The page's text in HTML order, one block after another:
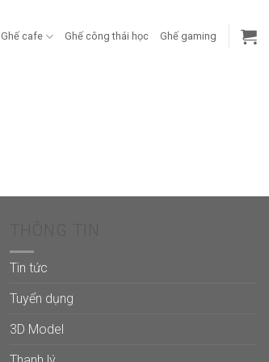
Ghế cafe Ghế công thái học Ghế gaming
Tin tức
Tuyển dụng
3D Model